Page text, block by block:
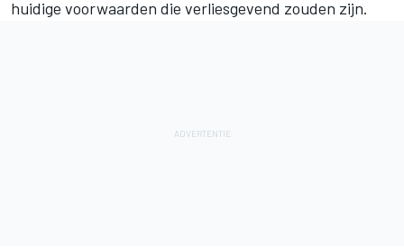
huidige voorwaarden die verliesgevend zouden zijn.